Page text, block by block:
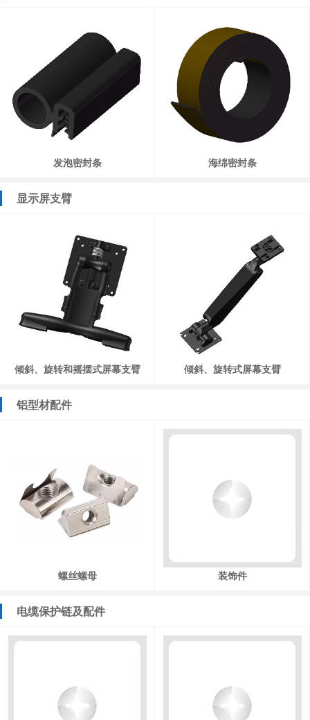
发泡密封条 海绵密封条
显示屏支臂
倾斜、旋转和摇摆式屏幕支臂 倾斜、旋转式屏幕支臂
铝型材配件
螺丝螺母 装饰件
电缆保护链及配件